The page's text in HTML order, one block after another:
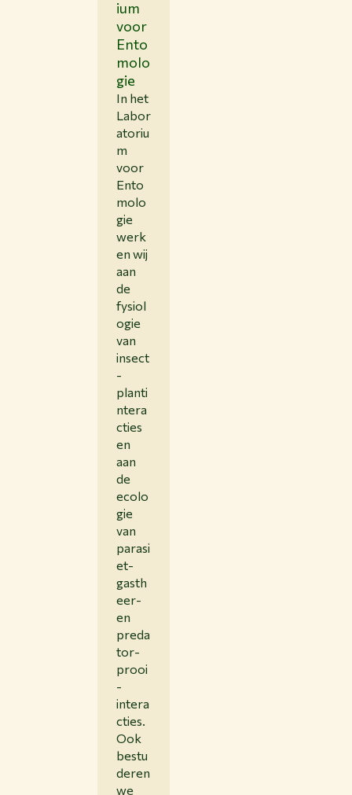
ium
voor
Ento
molo
gie
In het
Labor
atoriu
m
voor
Ento
molo
gie
werk
en wij
aan
de
fysiol
ogie
van
insect
-
planti
ntera
cties
en
aan
de
ecolo
gie
van
parasi
et-
gasth
eer-
en
preda
tor-
prooi
-
intera
cties.
Ook
bestu
deren
we